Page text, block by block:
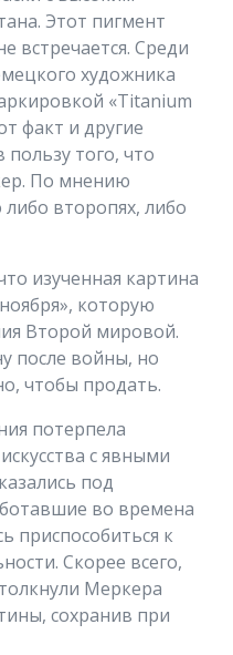
Этот пигмент
встречается. Среди
художника
«Titanium
факт и другие
пользу того, что
По мнению
второпях, либо
изученная картина
которую
Второй мировой.
после войны, но
чтобы продать.
потерпела
с явными
под
во времена
приспособиться к
Скорее всего,
Меркера
сохранив при